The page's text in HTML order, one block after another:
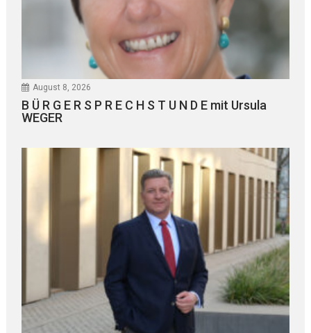
August 8, 2026
B Ü R G E R S P R E C H S T U N D E mit Ursula
WEGER